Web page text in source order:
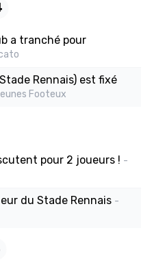
a tranché pour
Rennais) est fixé
Footeux
pour 2 joueurs ! -
du Stade Rennais -